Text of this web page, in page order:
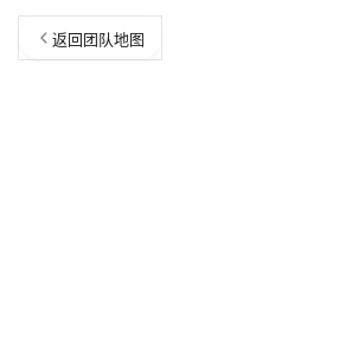
返回团队地图